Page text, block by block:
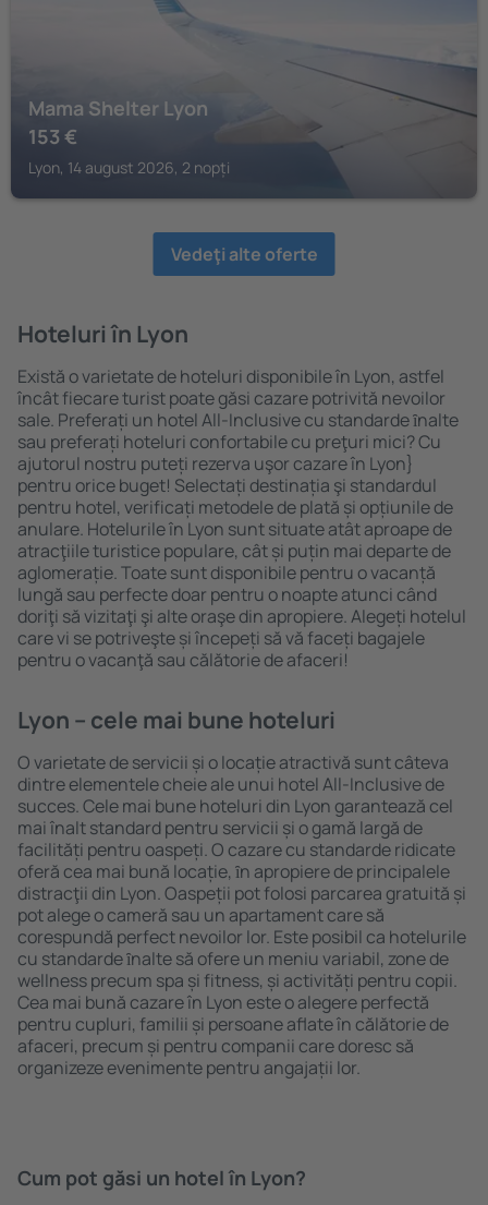
Mama Shelter Lyon
153 €
Lyon, 14 august 2026, 2 nopți
Vedeţi alte oferte
Hoteluri în Lyon
Există o varietate de hoteluri disponibile în Lyon, astfel
încât fiecare turist poate găsi cazare potrivită nevoilor
sale. Preferați un hotel All-Inclusive cu standarde ȋnalte
sau preferați hoteluri confortabile cu preţuri mici? Cu
ajutorul nostru puteți rezerva uşor cazare în Lyon}
pentru orice buget! Selectați destinația şi standardul
pentru hotel, verificați metodele de plată și opțiunile de
anulare. Hotelurile în Lyon sunt situate atât aproape de
atracţiile turistice populare, cât și puțin mai departe de
aglomerație. Toate sunt disponibile pentru o vacanță
lungă sau perfecte doar pentru o noapte atunci când
doriţi să vizitaţi şi alte oraşe din apropiere. Alegeți hotelul
care vi se potriveşte și începeți să vă faceți bagajele
pentru o vacanţă sau călătorie de afaceri!
Lyon – cele mai bune hoteluri
O varietate de servicii și o locație atractivă sunt câteva
dintre elementele cheie ale unui hotel All-Inclusive de
succes. Cele mai bune hoteluri din Lyon garantează cel
mai înalt standard pentru servicii și o gamă largă de
facilități pentru oaspeți. O cazare cu standarde ridicate
oferă cea mai bună locație, ȋn apropiere de principalele
distracţii din Lyon. Oaspeții pot folosi parcarea gratuită și
pot alege o cameră sau un apartament care să
corespundă perfect nevoilor lor. Este posibil ca hotelurile
cu standarde ȋnalte să ofere un meniu variabil, zone de
wellness precum spa și fitness, și activități pentru copii.
Cea mai bună cazare în Lyon este o alegere perfectă
pentru cupluri, familii și persoane aflate în călătorie de
afaceri, precum și pentru companii care doresc să
organizeze evenimente pentru angajații lor.
Cum pot găsi un hotel în Lyon?